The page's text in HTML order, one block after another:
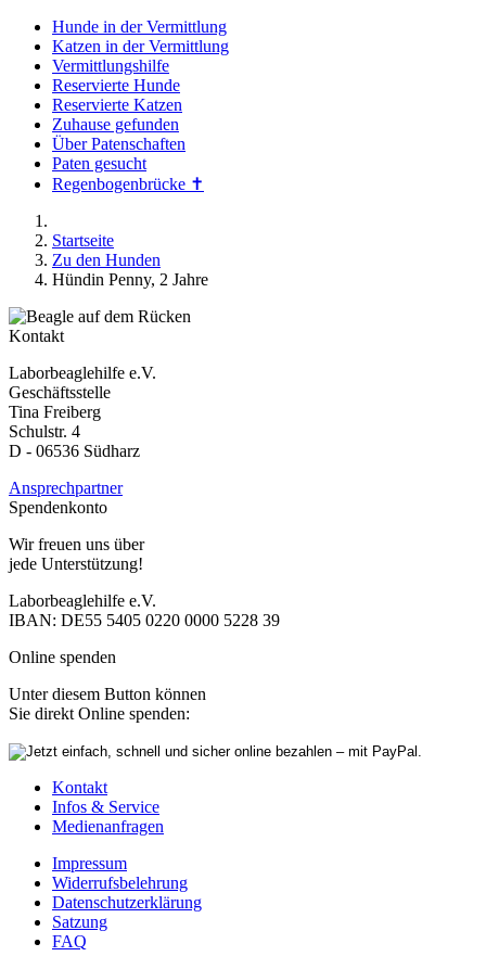
Hunde in der Vermittlung
Katzen in der Vermittlung
Vermittlungshilfe
Reservierte Hunde
Reservierte Katzen
Zuhause gefunden
Über Patenschaften
Paten gesucht
Regenbogenbrücke ✝
Startseite
Zu den Hunden
Hündin Penny, 2 Jahre
Kontakt
Laborbeaglehilfe e.V.
Geschäftsstelle
Tina Freiberg
Schulstr. 4
D - 06536 Südharz
Ansprechpartner
Spendenkonto
Wir freuen uns über
jede Unterstützung!
Laborbeaglehilfe e.V.
IBAN: DE55 5405 0220 0000 5228 39
Online spenden
Unter diesem Button können
Sie direkt Online spenden:
Kontakt
Infos & Service
Medienanfragen
Impressum
Widerrufsbelehrung
Datenschutzerklärung
Satzung
FAQ